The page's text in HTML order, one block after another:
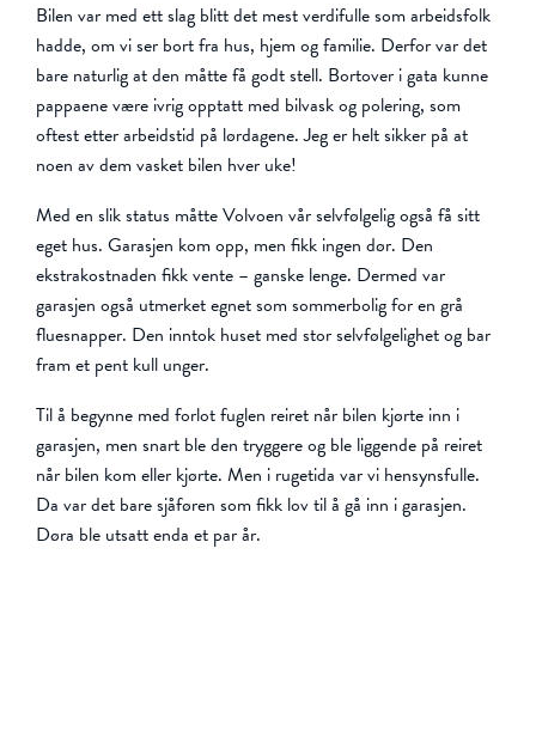
Bilen var med ett slag blitt det mest verdifulle som arbeidsfolk
hadde, om vi ser bort fra hus, hjem og familie. Derfor var det
bare naturlig at den måtte få godt stell. Bortover i gata kunne
pappaene være ivrig opptatt med bilvask og polering, som
oftest etter arbeidstid på lørdagene. Jeg er helt sikker på at
noen av dem vasket bilen hver uke!
Med en slik status måtte Volvoen vår selvfølgelig også få sitt
eget hus. Garasjen kom opp, men fikk ingen dør. Den
ekstrakostnaden fikk vente – ganske lenge. Dermed var
garasjen også utmerket egnet som sommerbolig for en grå
fluesnapper. Den inntok huset med stor selvfølgelighet og bar
fram et pent kull unger.
Til å begynne med forlot fuglen reiret når bilen kjørte inn i
garasjen, men snart ble den tryggere og ble liggende på reiret
når bilen kom eller kjørte. Men i rugetida var vi hensynsfulle.
Da var det bare sjåføren som fikk lov til å gå inn i garasjen.
Døra ble utsatt enda et par år.